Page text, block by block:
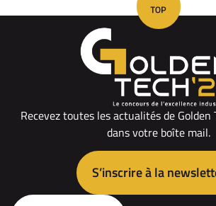
Recevez toutes les actualités de
dans votre boîte mail.
S’inscrire à la